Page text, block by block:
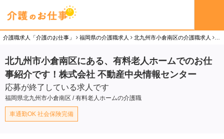
介護職求人「介護のお仕事」 福岡県の介護職求人 北九州市小倉南区の介護職求人
北九州市小倉南区にある、有料老人ホームでのお仕
事紹介です！株式会社 不動産中央情報センター
応募が終了している求人です
福岡県北九州市小倉南区 / 有料老人ホームの介護職
車通勤OK 社会保険完備